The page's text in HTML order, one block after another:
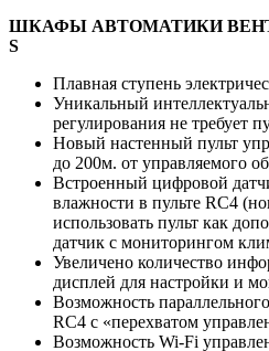
ШКАФЫ АВТОМАТИКИ
S
Плавная ступень
Уникальный
регулирования не требует
Новый настенный пульт
до 200м. от управляемого
Встроенный цифровой
влажности в пульте RC4
использовать пульт как
датчик c мониторингом
Увеличено количество
дисплей для настройки и
Возможность
RC4 с «перехватом
Возможность Wi-Fi